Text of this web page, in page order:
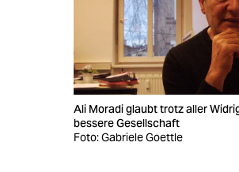
Ali Moradi glaubt trotz aller
bessere Gesellschaft
Foto: Gabriele Goettle